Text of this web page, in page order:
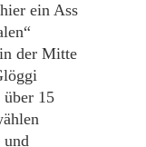
ein Ass
der Mitte
über 15
und